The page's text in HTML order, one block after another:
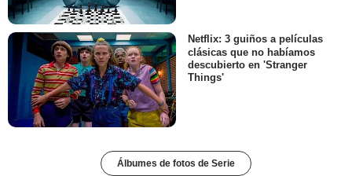
Netflix: 3 guiños a películas
clásicas que no habíamos
descubierto en 'Stranger
Things'
Álbumes de fotos de Serie